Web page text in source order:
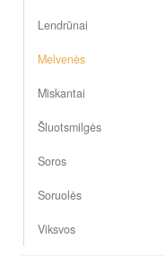
Lendrūnai
Melvenės
Miskantai
Šluotsmilgės
Soros
Soruolės
Viksvos